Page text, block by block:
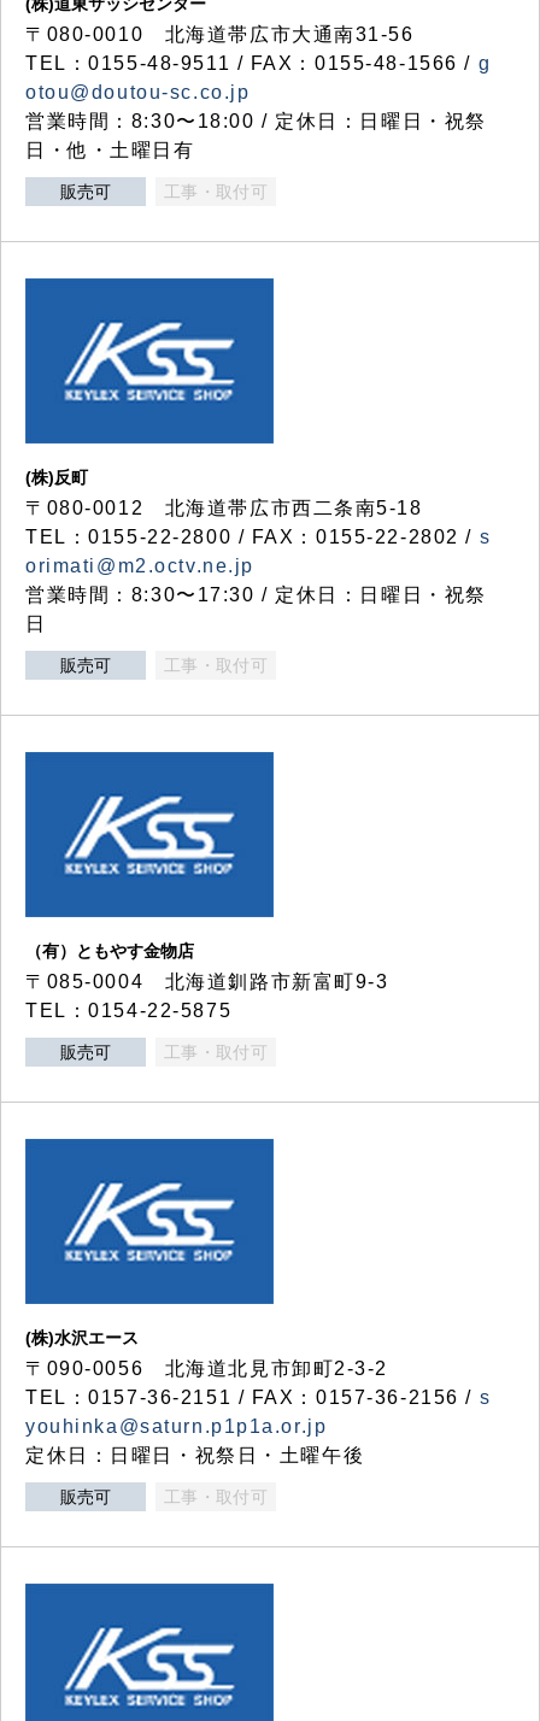
〒080-0010 北海道帯広市大通南31-56
TEL：0155-48-9511 / FAX：0155-48-1566 / g
otou@doutou-sc.co.jp
営業時間：8:30〜18:00 / 定休日：日曜日・祝祭
日・他・土曜日有
販売可 工事・取付可
(株)反町
〒080-0012 北海道帯広市西二条南5-18
TEL：0155-22-2800 / FAX：0155-22-2802 / s
orimati@m2.octv.ne.jp
営業時間：8:30〜17:30 / 定休日：日曜日・祝祭
日
販売可 工事・取付可
（有）ともやす金物店
〒085-0004 北海道釧路市新富町9-3
TEL：0154-22-5875
販売可 工事・取付可
(株)水沢エース
〒090-0056 北海道北見市卸町2-3-2
TEL：0157-36-2151 / FAX：0157-36-2156 / s
youhinka@saturn.p1p1a.or.jp
定休日：日曜日・祝祭日・土曜午後
販売可 工事・取付可